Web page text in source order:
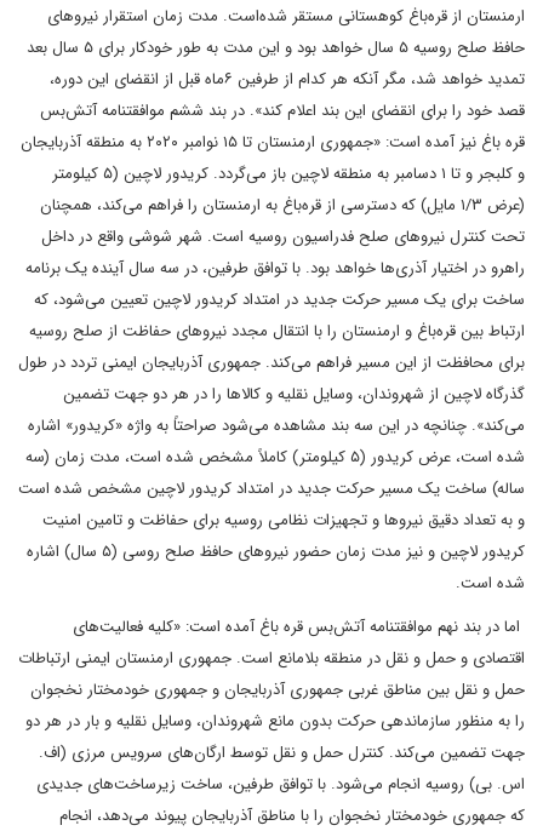
ارمنستان از قره‌باغ کوهستانی مستقر شده‌است. مدت زمان استقرار نیروهای
حافظ صلح روسیه ۵ سال خواهد بود و این مدت به طور خودکار برای ۵ سال بعد
تمدید خواهد شد، مگر آنکه هر کدام از طرفین ۶ماه قبل از انقضای این دوره،
قصد خود را برای انقضای این بند اعلام کند». در بند ششم موافقتنامه ‌‌آتش‌بس
قره­ باغ نیز آمده است: «جمهوری ارمنستان تا ۱۵ نوامبر ۲۰۲۰ به منطقه آذربایجان
و کلبجر و تا ۱ دسامبر به منطقه لاچین باز می‌گردد. کریدور لاچین (۵ کیلومتر
(عرض ۱/۳ مایل) که دسترسی از قره‌باغ به ارمنستان را فراهم می‌کند، همچنان
تحت کنترل نیروهای صلح فدراسیون روسیه است. شهر شوشی واقع در داخل
راهرو در اختیار آذری‌‌ها خواهد بود. با توافق طرفین، در سه سال آینده یک برنامه
ساخت برای یک مسیر حرکت جدید در امتداد کریدور لاچین تعیین می‌شود، که
ارتباط بین قره‌باغ و ارمنستان را با انتقال مجدد نیروهای حفاظت از صلح روسیه
برای محافظت از این مسیر فراهم می‌کند. جمهوری آذربایجان ایمنی تردد در طول
گذرگاه لاچین از شهروندان، وسایل نقلیه و کالاها را در هر دو جهت تضمین
می‌کند». چنانچه در این سه بند مشاهده می‌شود صراحتاً به واژه «کریدور» اشاره
شده است، عرض کریدور (۵ کیلومتر) کاملاً مشخص شده است، مدت زمان (سه
ساله) ساخت یک مسیر حرکت جدید در امتداد کریدور لاچین مشخص شده است
و به تعداد دقیق نیروها و تجهیزات نظامی روسیه برای حفاظت و تامین امنیت
کریدور لاچین و نیز مدت زمان حضور نیروهای حافظ صلح روسی (۵ سال) اشاره
شده است.
‌‌‌‌ اما در بند نهم موافقتنامه ‌‌آتش‌بس قره باغ آمده است: «کلیه فعالیت‌های
اقتصادی و حمل و نقل در منطقه بلامانع است. جمهوری ارمنستان ایمنی ارتباطات
حمل و نقل بین مناطق غربی جمهوری آذربایجان و جمهوری خودمختار نخجوان
را به منظور سازماندهی حرکت بدون مانع شهروندان، وسایل نقلیه و بار در هر دو
جهت تضمین می‌کند. کنترل حمل و نقل توسط ارگان‌های سرویس مرزی (اف.
اس. بی) روسیه انجام می‌شود. با توافق طرفین، ساخت زیرساخت‌های جدیدی
که جمهوری خودمختار نخجوان را با مناطق آذربایجان پیوند می‌دهد، انجام